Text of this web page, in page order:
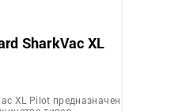
SharkVac XL
XL Pilot предназначен